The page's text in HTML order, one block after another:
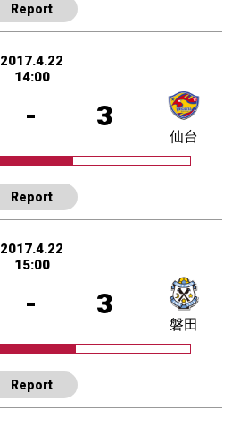
Report
2017.4.22
14:00
- 3
仙台
Report
2017.4.22
15:00
- 3
磐田
Report